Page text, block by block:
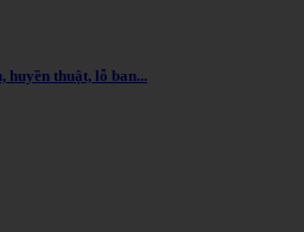
huyền thuật, lỗ ban...